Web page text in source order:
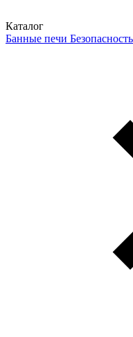
Каталог
Банные печи